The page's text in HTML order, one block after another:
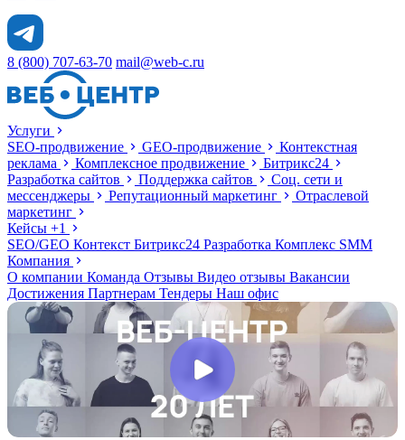
8 (800) 707-63-70 mail@web-c.ru
Услуги
SEO-продвижение
GEO-продвижение
Контекстная
реклама
Комплексное продвижение
Битрикс24
Разработка сайтов
Поддержка сайтов
Соц. сети и
мессенджеры
Репутационный маркетинг
Отраслевой
маркетинг
Кейсы +1
SEO/GEO Контекст Битрикс24 Разработка Комплекс SMM
Компания
О компании Команда Отзывы Видео отзывы Вакансии
Достижения Партнерам Тендеры Наш офис